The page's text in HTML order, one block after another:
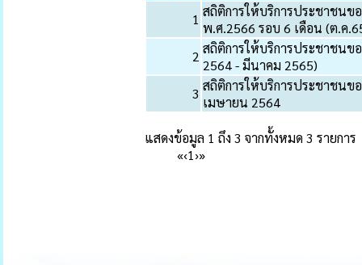
1 สถิติการให้บริการประชาชนข
พ.ศ.2566 รอบ 6 เดือน (ต.ค
2 สถิติการให้บริการประชาชนข
2564 - มีนาคม 2565)
3 สถิติการให้บริการประชาชนข
เมษายน 2564
แสดงข้อมูล 1 ถึง 3 จากทั้งหมด 3 รายการ
«‹1›»